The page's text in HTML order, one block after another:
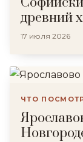
древний
17 июля 2026
ЧТО